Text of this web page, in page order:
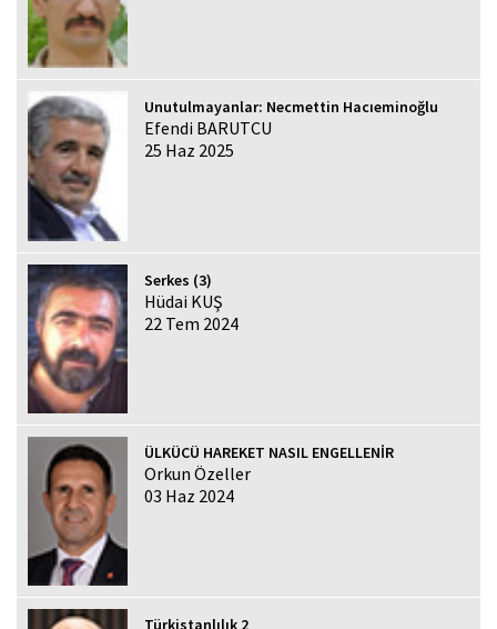
Unutulmayanlar: Necmettin Hacıeminoğlu
Efendi BARUTCU
25 Haz 2025
Serkes (3)
Hüdai KUŞ
22 Tem 2024
ÜLKÜCÜ HAREKET NASIL ENGELLENİR
Orkun Özeller
03 Haz 2024
Türkistanlılık 2